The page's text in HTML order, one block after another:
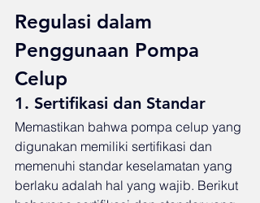
Regulasi dalam
Penggunaan Pompa
Celup
1. Sertifikasi dan Standar
Memastikan bahwa pompa celup yang
digunakan memiliki sertifikasi dan
memenuhi standar keselamatan yang
berlaku adalah hal yang wajib. Berikut